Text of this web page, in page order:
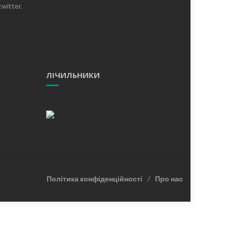
ЛІЧИЛЬНИКИ
Політика конфіденційності Про нас